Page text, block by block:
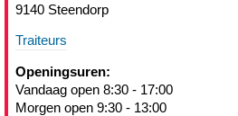
9140 Steendorp
Traiteurs
Openingsuren:
Vandaag open 8:30 - 17:00
Morgen open 9:30 - 13:00